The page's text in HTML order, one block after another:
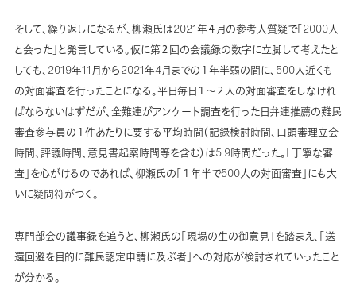
そして、繰り返しになるが、柳瀬氏は2021年４月の参考人質疑で「2000人
と会った」と発言している。仮に第２回の会議録の数字に立脚して考えたと
しても、2019年11月から2021年4月までの１年半弱の間に、500人近くも
の対面審査を行ったことになる。平日毎日１～２人の対面審査をしなけれ
ばならないはずだが、全難連がアンケート調査を行った日弁連推薦の難民
審査参与員の１件あたりに要する平均時間（記録検討時間、口頭審理立会
時間、評議時間、意見書起案時間等を含む）は5.9時間だった。「丁寧な審
査」を心がけるのであれば、柳瀬氏の「１年半で500人の対面審査」にも大
いに疑問符がつく。
専門部会の議事録を追うと、柳瀬氏の「現場の生の御意見」を踏まえ、「送
還回避を目的に難民認定申請に及ぶ者」への対応が検討されていったこと
が分かる。